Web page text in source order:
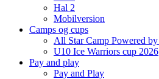
Hal 2
Mobilversion
Camps og cups
All Star Camp Powered
U10 Ice Warriors cup 2026
Pay and play
Pay and Play